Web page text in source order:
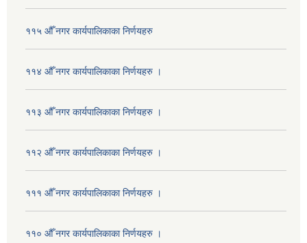
११५ औँ नगर कार्यपालिकाका निर्णयहरु
११४ औँ नगर कार्यपालिकाका निर्णयहरु ।
११३ औँ नगर कार्यपालिकाका निर्णयहरु ।
११२ औँ नगर कार्यपालिकाका निर्णयहरु ।
१११ औँ नगर कार्यपालिकाका निर्णयहरु ।
११० औँ नगर कार्यपालिकाका निर्णयहरु ।